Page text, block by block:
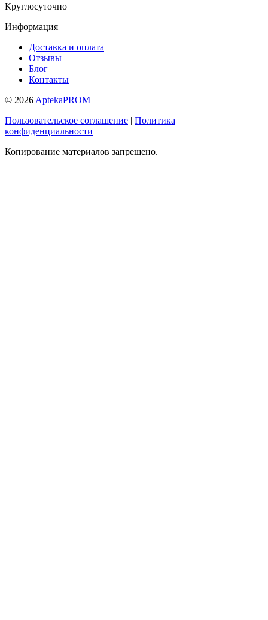
Круглосуточно
Информация
Доставка и оплата
Отзывы
Блог
Контакты
© 2026 AptekaPROM
Пользовательское соглашение | Политика
конфиденциальности
Копирование материалов запрещено.